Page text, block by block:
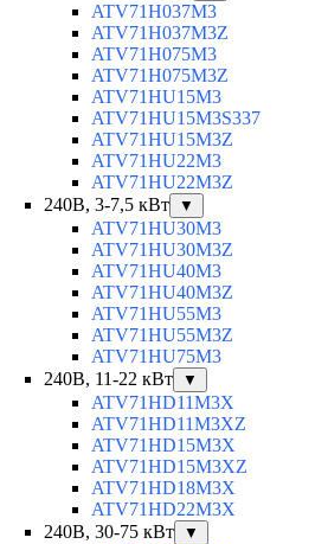
ATV71H037M3
ATV71H037M3Z
ATV71H075M3
ATV71H075M3Z
ATV71HU15M3
ATV71HU15M3S337
ATV71HU15M3Z
ATV71HU22M3
ATV71HU22M3Z
240В, 3-7,5 кВт
▼
ATV71HU30M3
ATV71HU30M3Z
ATV71HU40M3
ATV71HU40M3Z
ATV71HU55M3
ATV71HU55M3Z
ATV71HU75M3
240В, 11-22 кВт
▼
ATV71HD11M3X
ATV71HD11M3XZ
ATV71HD15M3X
ATV71HD15M3XZ
ATV71HD18M3X
ATV71HD22M3X
240В, 30-75 кВт
▼